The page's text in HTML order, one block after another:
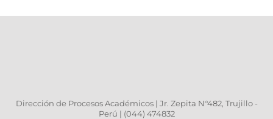
Dirección de Procesos Académicos | Jr. Zepita N°482, Trujillo -
Perú | (044) 474832